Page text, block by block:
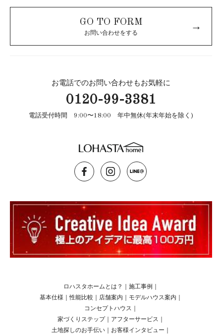
GO TO FORM
お問い合わせをする
→
お電話でのお問い合わせもお気軽に
0120-99-3381
電話受付時間 9:00〜18:00 年中無休(年末年始を除く)
ロハスタホームとは？ 施工事例
基本仕様 ｜性能比較 店舗案内 モデルハウス案内
コンセプトハウス
家づくりステップ
アフターサービス
土地探しのお手伝い
お客様インタビュー